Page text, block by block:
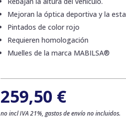
Mejoran la óptica deportiva y la
Pintados de color rojo
Requieren homologación
Muelles de la marca MABILSA®
259,50 €
no incl IVA 21%, gastos de envío no incluidos.